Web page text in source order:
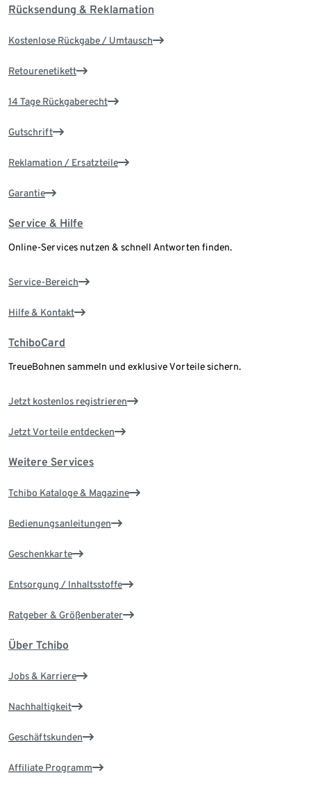
Rücksendung & Reklamation
Kostenlose Rückgabe / Umtausch
Retourenetikett
14 Tage Rückgaberecht
Gutschrift
Reklamation / Ersatzteile
Garantie
Service & Hilfe
Online-Services nutzen & schnell Antworten finden.
Service-Bereich
Hilfe & Kontakt
TchiboCard
TreueBohnen sammeln und exklusive Vorteile sichern.
Jetzt kostenlos registrieren
Jetzt Vorteile entdecken
Weitere Services
Tchibo Kataloge & Magazine
Bedienungsanleitungen
Geschenkkarte
Entsorgung / Inhaltsstoffe
Ratgeber & Größenberater
Über Tchibo
Jobs & Karriere
Nachhaltigkeit
Geschäftskunden
Affiliate Programm